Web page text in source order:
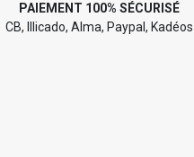
PAIEMENT 100% SÉCURISÉ
CB, Illicado, Alma, Paypal, Kadéos